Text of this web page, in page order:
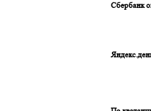
Сбербанк